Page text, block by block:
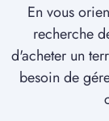
En vous
recherche
d'acheter un
besoin de